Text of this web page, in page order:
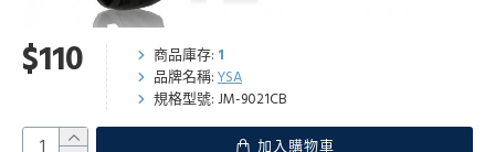
$110 商品庫存: 1
品牌名稱: YSA
規格型號: JM-9021CB
加入購物車